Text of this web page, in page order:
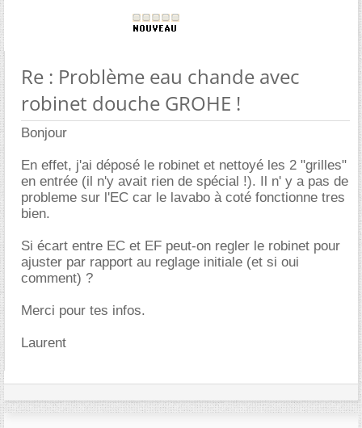
Re : Problème eau chande avec
robinet douche GROHE !
Bonjour
En effet, j'ai déposé le robinet et nettoyé les 2 "grilles"
en entrée (il n'y avait rien de spécial !). Il n' y a pas de
probleme sur l'EC car le lavabo à coté fonctionne tres
bien.
Si écart entre EC et EF peut-on regler le robinet pour
ajuster par rapport au reglage initiale (et si oui
comment) ?
Merci pour tes infos.
Laurent